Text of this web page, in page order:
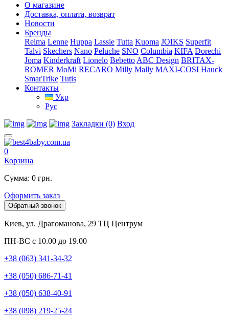
О магазине
Доставка, оплата, возврат
Новости
Бренды
Reima Lenne Huppa Lassie Tutta Kuoma JOIKS Superfit
Talvi Skechers Nano Peluche SNO Columbia KIFA Dorechi
Joma Kinderkraft Lionelo Bebetto ABC Design BRITAX-
ROMER MoMi RECARO Milly Mally MAXI-COSI Hauck
SmarTrike Tutis
Контакты
Укр
Рус
Закладки (0) Вход
0
Корзина
Сумма: 0 грн.
Оформить заказ
Обратный звонок
Киев, ул. Драгоманова, 29 ТЦ Центрум
ПН-ВС с 10.00 до 19.00
+38 (063) 341-34-32
+38 (050) 686-71-41
+38 (050) 638-40-91
+38 (098) 219-25-24